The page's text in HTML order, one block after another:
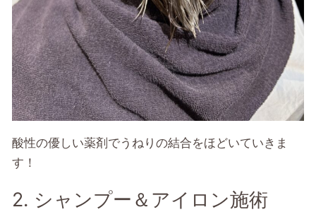
酸性の優しい薬剤でうねりの結合をほどいていきま
す！
2. シャンプー＆アイロン施術